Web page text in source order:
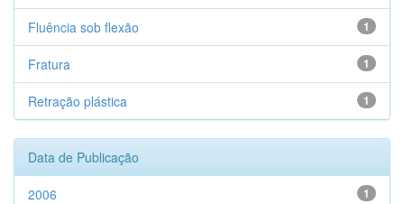
1
Fluência sob flexão
1
Fratura
1
Retração plástica
Data de Publicação
1
2006